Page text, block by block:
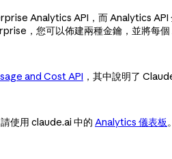
Analytics API，而 Analytics API
，您可以佈建兩種金鑰，並將每個
and Cost API ，其中說明了
使用 claude.ai 中的 Analytics 儀表板